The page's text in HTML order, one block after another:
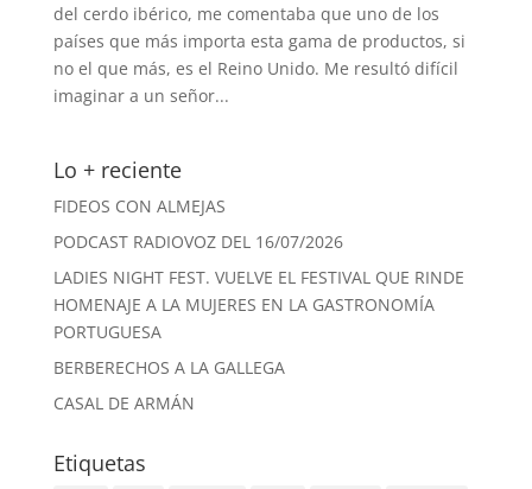
del cerdo ibérico, me comentaba que uno de los
países que más importa esta gama de productos, si
no el que más, es el Reino Unido. Me resultó difícil
imaginar a un señor...
Lo + reciente
FIDEOS CON ALMEJAS
PODCAST RADIOVOZ DEL 16/07/2026
LADIES NIGHT FEST. VUELVE EL FESTIVAL QUE RINDE
HOMENAJE A LA MUJERES EN LA GASTRONOMÍA
PORTUGUESA
BERBERECHOS A LA GALLEGA
CASAL DE ARMÁN
Etiquetas